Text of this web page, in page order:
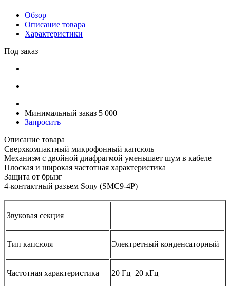
Обзор
Описание товара
Характеристики
Под заказ
Минимальный заказ 5 000
Запросить
Описание товара
Сверхкомпактный микрофонный капсюль
Механизм с двойной диафрагмой уменьшает шум в кабеле
Плоская и широкая частотная характеристика
Защита от брызг
4-контактный разъем Sony (SMC9-4P)
Звуковая секция
Тип капсюля Электретный конденсаторный
Частотная характеристика 20 Гц–20 кГц